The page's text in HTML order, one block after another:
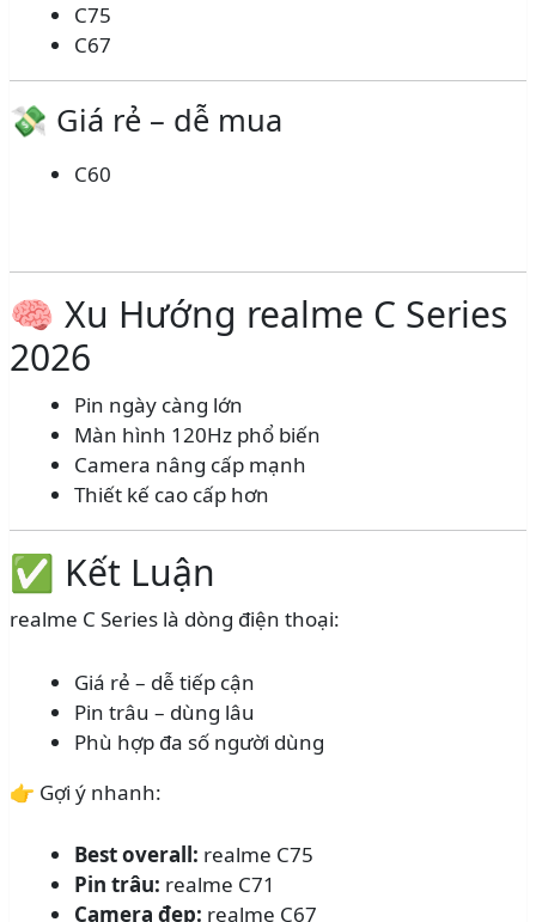
C75
C67
💸 Giá rẻ – dễ mua
C60
🧠 Xu Hướng realme C Series
2026
Pin ngày càng lớn
Màn hình 120Hz phổ biến
Camera nâng cấp mạnh
Thiết kế cao cấp hơn
✅ Kết Luận
realme C Series là dòng điện thoại:
Giá rẻ – dễ tiếp cận
Pin trâu – dùng lâu
Phù hợp đa số người dùng
👉 Gợi ý nhanh:
Best overall: realme C75
Pin trâu: realme C71
Camera đẹp: realme C67